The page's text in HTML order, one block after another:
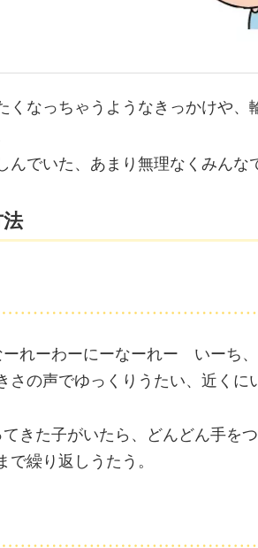
くなっちゃうようなきっかけや
んでいた、あまり無理なくみんな
ーれーわーにーなーれー いーち
さの声でゆっくりうたい、近くに
きた子がいたら、どんどん手をつ
で繰り返しうたう。